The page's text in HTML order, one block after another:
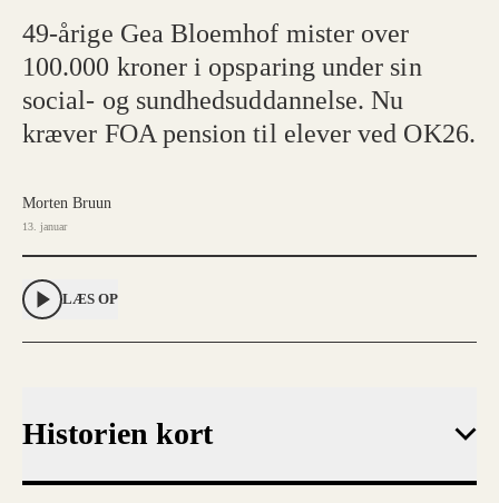
49-årige Gea Bloemhof mister over
100.000 kroner i opsparing under sin
social- og sundhedsuddannelse. Nu
kræver FOA pension til elever ved OK26.
Morten Bruun
13. januar
LÆS OP
Historien kort